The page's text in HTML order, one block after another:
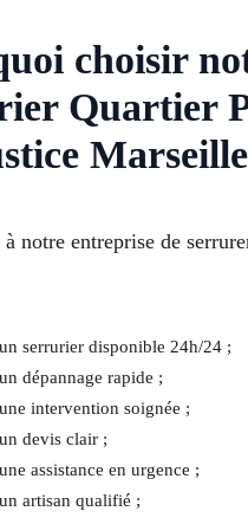
choisir
Quartier
Marseille
notre entreprise de
serrurier disponible 24h/24 ;
dépannage rapide ;
intervention soignée ;
devis clair ;
assistance en urgence ;
artisan qualifié ;